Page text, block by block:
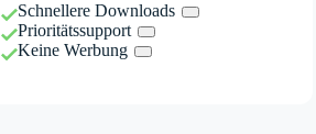
Schnellere Downloads
Prioritätssupport
Keine Werbung